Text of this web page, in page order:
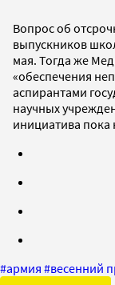
Вопрос об
выпускников
мая. Тогда же
«обеспечения
аспирантами
научных
инициатива пока
#армия #весенний